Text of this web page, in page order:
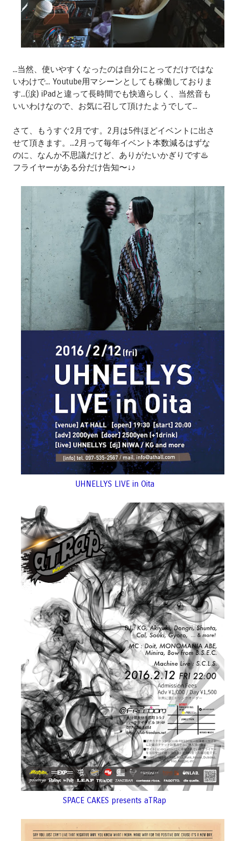
...当然、使いやすくなったのは自分にとってだけではな
いわけで... Youtube用マシーンとしても稼働しておりま
す...(涙) iPadと違って長時間でも快適らしく、当然音も
いいわけなので、お気に召して頂けたようでして...
さて、もうすぐ2月です。2月は5件ほどイベントに出さ
せて頂きます。...2月って毎年イベント本数減るはずな
のに、なんか不思議だけど、ありがたいかぎりです♨️
フライヤーがある分だけ告知〜↓♪
UHNELLYS LIVE in Oita
SPACE CAKES presents aTRap